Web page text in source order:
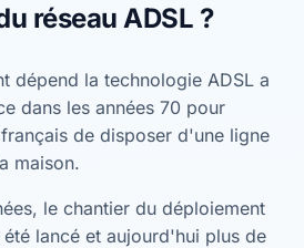
réseau ADSL ?
dépend la technologie ADSL a
dans les années 70 pour
de disposer d'une ligne
maison.
le chantier du déploiement
lancé et aujourd'hui plus de